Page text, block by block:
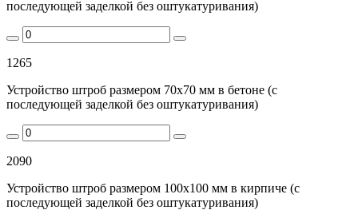
последующей заделкой без оштукатуривания)
1265
Устройство штроб размером 70х70 мм в бетоне (с
последующей заделкой без оштукатуривания)
2090
Устройство штроб размером 100х100 мм в кирпиче (с
последующей заделкой без оштукатуривания)